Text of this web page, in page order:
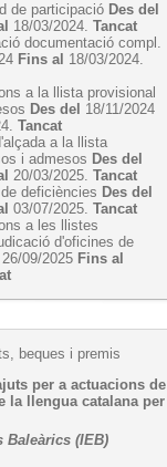
de participació Des del
18/03/2024. Tancat
documentació compl.
Fins al 18/03/2024.
a la llista provisional
Des del 18/11/2024
Tancat
a la llista
i admesos Des del
20/03/2025. Tancat
deficiències Des del
03/07/2025. Tancat
a les llistes
d'oficines de
26/09/2025 Fins al
beques i premis
per a actuacions de
la llengua catalana per
(IEB)